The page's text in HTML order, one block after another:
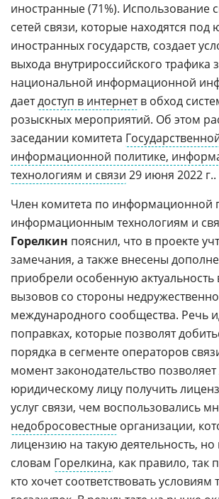
иностранные (71%). Использование
сетей связи, которые находятся под
иностранных государств, создает
выхода внутрироссийского трафика
национальной информационной
даетдоступ в интернетв обход
розыскных мероприятий. Об этом
заседании комитета
информационной политике,
технологиям и связи 29 июня 2022 г..
Член комитета по информационной
информационным технологиям и
Горелкин пояснил, что в проекте
замечания, а также внесены
приобрели особенную актуальность
вызовов со стороны
международного сообщества. Речь
поправках, которые позволят
порядка в сегменте операторов
момент законодательство
юридическому лицу получить
услуг связи, чем воспользовались
недобросовестные организации,
лицензию на такую деятельность,
словам Горелкина, как правило, так
кто хочет соответствовать условиям